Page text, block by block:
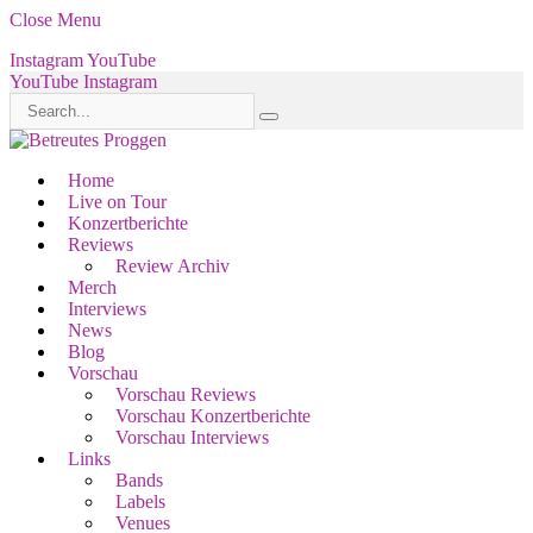
Close Menu
InstagramYouTube
YouTube Instagram
Home
Live on Tour
Konzertberichte
Reviews
Review Archiv
Merch
Interviews
News
Blog
Vorschau
Vorschau Reviews
Vorschau Konzertberichte
Vorschau Interviews
Links
Bands
Labels
Venues